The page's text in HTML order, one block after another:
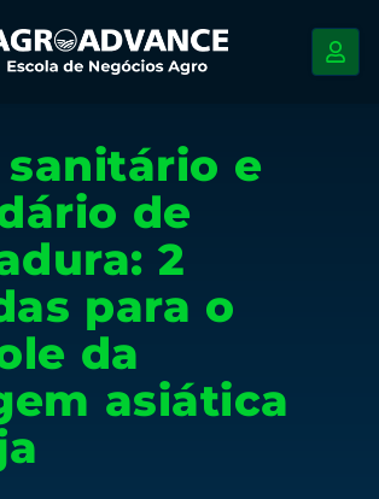
sanitário e
de
2
para o
da
asiática